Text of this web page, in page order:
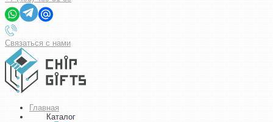
Связаться с нами
Главная
Каталог